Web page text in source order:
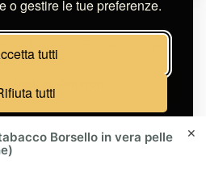
o gestire le tue preferenze.
tutti
tutti
Marrone)
Porta Tabacco Cartine e
Portatabacco in Tessuto
Mano - Porta Tabacco
(Pindot - Black)
Borsello in vera pelle
✕